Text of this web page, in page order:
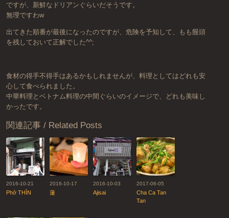
ですが、新鮮なドリアンぐらいだそうです。
無理ですわw
出てきた順番が最後になったのですが、危険を予知して、もも饅頭
を残しておいて正解でした^^;
食材の得手不得手はあるかもしれませんが、料理としてはどれも安
心して食べられました。
中華料理とベトナム料理の中間ぐらいのイメージで、どれも美味し
かったです。
関連記事 / Related Posts
2016-10-21
Phở THÌN
2016-10-17
蓮
2016-10-03
Ajisai
2017-06-05
Cha Ca Tan
Tan